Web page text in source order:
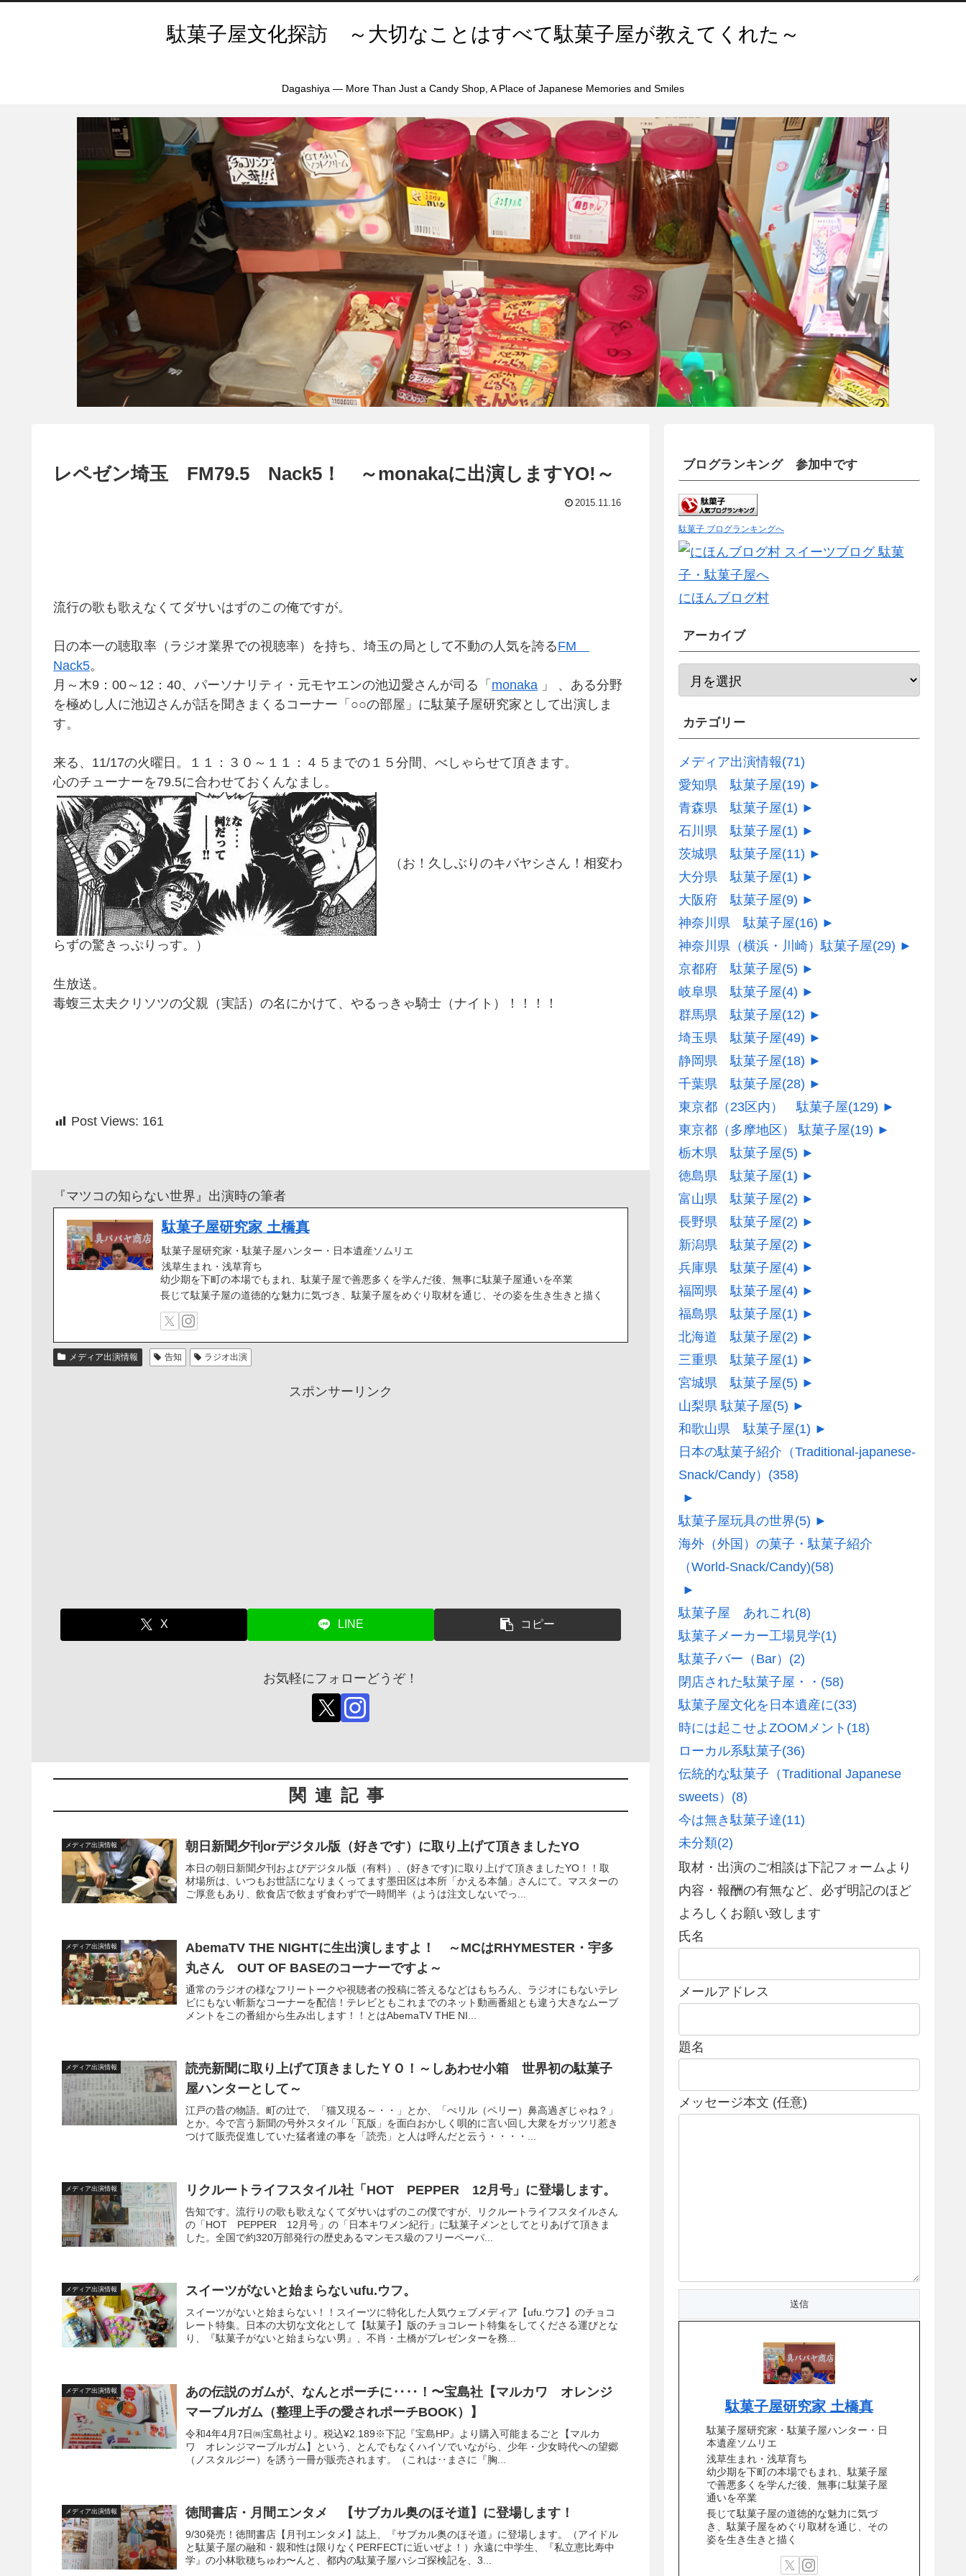
駄菓子屋文化探訪 ～大切なことはすべて駄菓子屋が教えてくれた～
Dagashiya — More Than Just a Candy Shop, A Place of Japanese Memories and Smiles
レペゼン埼玉 FM79.5 Nack5！ ～monakaに出演しますYO!～
2015.11.16
流行の歌も歌えなくてダサいはずのこの俺ですが。
日の本一の聴取率（ラジオ業界での視聴率）を持ち、埼玉の局として不動の人気を誇るFM
Nack5。
月～木9：00～12：40、パーソナリティ・元モヤエンの池辺愛さんが司る「 monaka 」 、ある分野
を極めし人に池辺さんが話を聞きまくるコーナー「○○の部屋」に駄菓子屋研究家として出演しま
す。
来る、11/17の火曜日。１１：３０～１１：４５までの１５分間、べしゃらせて頂きます。
心のチューナーを79.5に合わせておくんなまし。
（お！久しぶりのキバヤシさん！相変わ
らずの驚きっぷりっす。）
生放送。
毒蝮三太夫クリソツの父親（実話）の名にかけて、やるっきゃ騎士（ナイト）！！！！
Post Views: 161
『マツコの知らない世界』出演時の筆者
駄菓子屋研究家 土橋真
駄菓子屋研究家・駄菓子屋ハンター・日本遺産ソムリエ
浅草生まれ・浅草育ち
幼少期を下町の本場でもまれ、駄菓子屋で善悪多くを学んだ後、無事に駄菓子屋通いを卒業
長じて駄菓子屋の道徳的な魅力に気づき、駄菓子屋をめぐり取材を通じ、その姿を生き生きと描く
メディア出演情報 告知 ラジオ出演
スポンサーリンク
X LINE コピー
お気軽にフォローどうぞ！
関連記事
メディア出演情報 朝日新聞夕刊orデジタル版（好きです）に取り上げて頂きましたYO
本日の朝日新聞夕刊およびデジタル版（有料）、(好きです)に取り上げて頂きましたYO！！取
材場所は、いつもお世話になりまくってます墨田区は本所「かえる本舗」さんにて。マスターの
ご厚意もあり、飲食店で飲まず食わずで一時間半（ようは注文しないでっ...
メディア出演情報
AbemaTV THE NIGHTに生出演しますよ！ ～MCはRHYMESTER・宇多
丸さん OUT OF BASEのコーナーですよ～
通常のラジオの様なフリートークや視聴者の投稿に答えるなどはもちろん、ラジオにもないテレ
ビにもない斬新なコーナーを配信！テレビともこれまでのネット動画番組とも違う大きなムーブ
メントをこの番組から生み出します！！とはAbemaTV THE NI...
メディア出演情報
読売新聞に取り上げて頂きましたＹＯ！～しあわせ小箱 世界初の駄菓子
屋ハンターとして～
江戸の昔の物語。町の辻で、「猫又現る～・・」とか、「ぺリル（ペリー）鼻高過ぎじゃね？」
とか。今で言う新聞の号外スタイル「瓦版」を面白おかしく唄的に言い回し大衆をガッツリ惹き
つけて販売促進していた猛者達の事を「読売」と人は呼んだと云う・・・・...
メディア出演情報 リクルートライフスタイル社「HOT PEPPER 12月号」に登場します。
告知です。流行りの歌も歌えなくてダサいはずのこの僕ですが、リクルートライフスタイルさん
の「HOT PEPPER 12月号」の「日本キワメン紀行」に駄菓子メンとしてとりあげて頂きま
した。全国で約320万部発行の歴史あるマンモス級のフリーペーパ...
メディア出演情報 スイーツがないと始まらないufu.ウフ。
スイーツがないと始まらない！！スイーツに特化した人気ウェブメディア【ufu.ウフ】のチョコ
レート特集。日本の大切な文化として【駄菓子】版のチョコレート特集をしてくださる運びとな
り、『駄菓子がないと始まらない男』、不肖・土橋がプレゼンターを務...
メディア出演情報
あの伝説のガムが、なんとポーチに‥‥！〜宝島社【マルカワ オレンジ
マーブルガム（整理上手の愛されポーチBOOK）】
令和4年4月7日㈱宝島社より。税込¥2.189※下記『宝島HP』より購入可能まるごと【マルカ
ワ オレンジマーブルガム】という、とんでもなくハイソでいながら、少年・少女時代への望郷
（ノスタルジー）を誘う一冊が販売されます。（これは‥まさに『胸...
メディア出演情報 徳間書店・月間エンタメ 【サブカル奥のほそ道】に登場します！
9/30発売！徳間書店【月刊エンタメ】誌上、『サブカル奥のほそ道』に登場します。（アイドル
と駄菓子屋の融和・親和性は限りなくPERFECTに近いぜよ！）永遠に中学生、『私立恵比寿中
学』の小林歌穂ちゅわ〜んと、都内の駄菓子屋ハシゴ探検記を、3...
ブログランキング 参加中です
駄菓子 ブログランキングへ
にほんブログ村
アーカイブ
カテゴリー
メディア出演情報(71)
愛知県 駄菓子屋(19) ►
青森県 駄菓子屋(1) ►
石川県 駄菓子屋(1) ►
茨城県 駄菓子屋(11) ►
大分県 駄菓子屋(1) ►
大阪府 駄菓子屋(9) ►
神奈川県 駄菓子屋(16) ►
神奈川県（横浜・川崎）駄菓子屋(29) ►
京都府 駄菓子屋(5) ►
岐阜県 駄菓子屋(4) ►
群馬県 駄菓子屋(12) ►
埼玉県 駄菓子屋(49) ►
静岡県 駄菓子屋(18) ►
千葉県 駄菓子屋(28) ►
東京都（23区内） 駄菓子屋(129) ►
東京都（多摩地区） 駄菓子屋(19) ►
栃木県 駄菓子屋(5) ►
徳島県 駄菓子屋(1) ►
富山県 駄菓子屋(2) ►
長野県 駄菓子屋(2) ►
新潟県 駄菓子屋(2) ►
兵庫県 駄菓子屋(4) ►
福岡県 駄菓子屋(4) ►
福島県 駄菓子屋(1) ►
北海道 駄菓子屋(2) ►
三重県 駄菓子屋(1) ►
宮城県 駄菓子屋(5) ►
山梨県 駄菓子屋(5) ►
和歌山県 駄菓子屋(1) ►
日本の駄菓子紹介（Traditional-japanese-
Snack/Candy） (358)
►
駄菓子屋玩具の世界(5) ►
海外（外国）の菓子・駄菓子紹介
（World-Snack/Candy)(58)
►
駄菓子屋 あれこれ(8)
駄菓子メーカー工場見学(1)
駄菓子バー（Bar） (2)
閉店された駄菓子屋・・ (58)
駄菓子屋文化を日本遺産に(33)
時には起こせよZOOMメント (18)
ローカル系駄菓子(36)
伝統的な駄菓子（Traditional Japanese
sweets） (8)
今は無き駄菓子達(11)
未分類(2)
取材・出演のご相談は下記フォームより
内容・報酬の有無など、必ず明記のほど
よろしくお願い致します
氏名
メールアドレス
題名
メッセージ本文 (任意)
駄菓子屋研究家 土橋真
駄菓子屋研究家・駄菓子屋ハンター・日
本遺産ソムリエ
浅草生まれ・浅草育ち
幼少期を下町の本場でもまれ、駄菓子屋
で善悪多くを学んだ後、無事に駄菓子屋
通いを卒業
長じて駄菓子屋の道徳的な魅力に気づ
き、駄菓子屋をめぐり取材を通じ、その
姿を生き生きと描く